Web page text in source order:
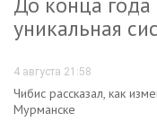
уникальная
4 августа 21:58
Чибис рассказал, как
Мурманске